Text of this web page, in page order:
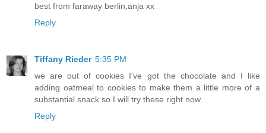
best from faraway berlin,anja xx
Reply
Tiffany Rieder 5:35 PM
we are out of cookies I've got the chocolate and I like
adding oatmeal to cookies to make them a little more of a
substantial snack so I will try these right now
Reply